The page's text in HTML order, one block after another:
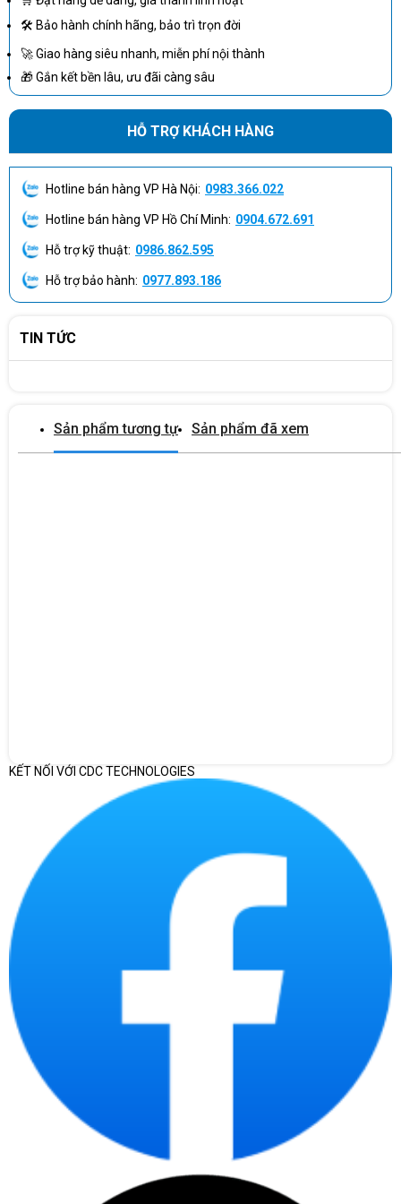
cho phép tiếp cận đến PC từ xa – bao gồm việc giám sát, bảo trì và
trạng thái năng lượng của PC
mượt mà, nhanh chóng, cải thiện tình trạng chậm trễ khi thao tác
các ứng dụng từ cơ bản đến nâng cao. Ổ cứng 512GB, M.2 2230,
PCIe NVMe, SSD, Class 35 cho bạn không gian lưu trữ khổng lồ với
chờ đợi máy xử lý. Ngoài ra, máy còn được trang bị VGA Intel®
Graphics giúp hỗ trợ hình ảnh hiển thị thêm sắc nét, chân thật và
3 USB 3.2 Gen 1 ports
1 USB 3.2 Gen 2 port
2 USB 2.0 ports with Smart Power On
1 Re-tasking line out/line in audio port
1 RJ-45 Ethernet port 10/100/1000 Mbps
1 Optional video port (HDMI 2.1/Display port 1.4a
(HBR3)/VGA/USB Type-C with DisplayPort Alt mode)
🛠 Bảo hành chính hãng, bảo trì trọn đời
🚀 Giao hàng siêu nhanh, miễn phí nội thành
🎁 Gắn kết bền lâu, ưu đãi càng sâu
HỖ TRỢ KHÁCH HÀNG
Hotline bán hàng VP Hà Nội: 0983.366.022
Hotline bán hàng VP Hồ Chí Minh: 0904.672.691
Hỗ trợ kỹ thuật: 0986.862.595
Hỗ trợ bảo hành: 0977.893.186
TIN TỨC
Sản phẩm tương tự Sản phẩm đã xem
KẾT NỐI VỚI CDC TECHNOLOGIES